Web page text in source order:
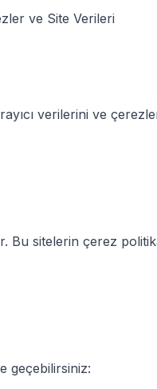
ve Site Verileri
verilerini ve
Bu sitelerin çerez
geçebilirsiniz: